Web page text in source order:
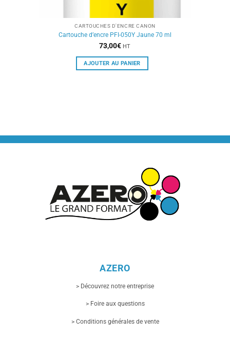
CARTOUCHES D'ENCRE CANON
Cartouche d’encre PFI-050Y Jaune 70 ml
73,00€ HT
AJOUTER AU PANIER
AZERO
> Découvrez notre entreprise
> Foire aux questions
> Conditions générales de vente